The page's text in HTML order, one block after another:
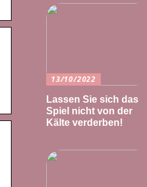
13/10/2022
Lassen Sie sich das
Spiel nicht von der
Kälte verderben!